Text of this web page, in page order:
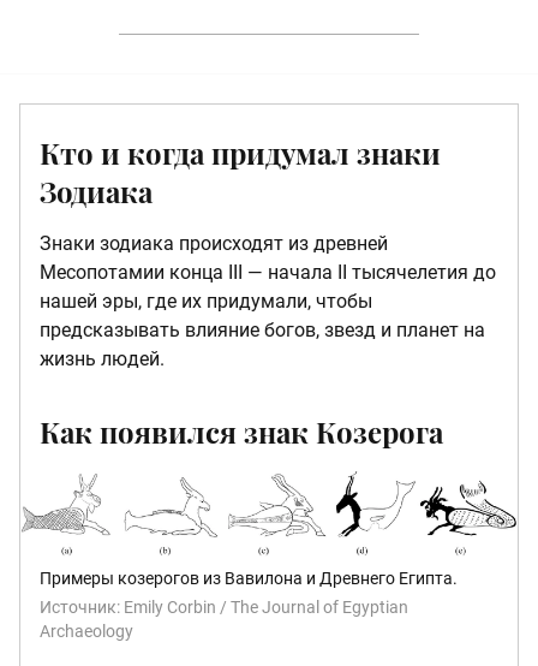
Кто и когда придумал знаки
Зодиака
Знаки зодиака происходят из древней
Месопотамии конца III — начала II тысячелетия до
нашей эры, где их придумали, чтобы
предсказывать влияние богов, звезд и планет на
жизнь людей.
Как появился знак Козерога
Примеры козерогов из Вавилона и Древнего Египта.
Источник: Emily Corbin / The Journal of Egyptian
Archaeology